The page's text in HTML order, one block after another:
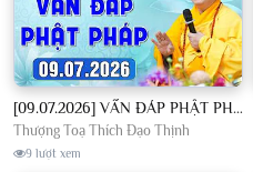
[09.07.2026] VẤN ĐÁP PHẬT PHÁP - Nghe Thầy giảng Pháp mỗi ngày CÔNG ĐỨC VÔ LƯỢNG│TT. Thích Đạo Thịnh
Thượng Toạ Thích Đạo Thịnh
9 lượt xem